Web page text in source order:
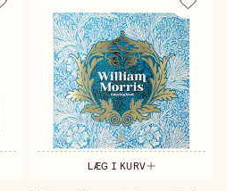
LÆG I KURV